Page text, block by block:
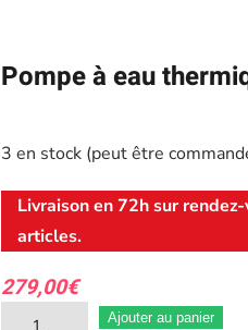
Pompe à eau
3 en stock (peut être
Livraison en 72h sur
articles.
279,00€
quantité
Ajouter au panier